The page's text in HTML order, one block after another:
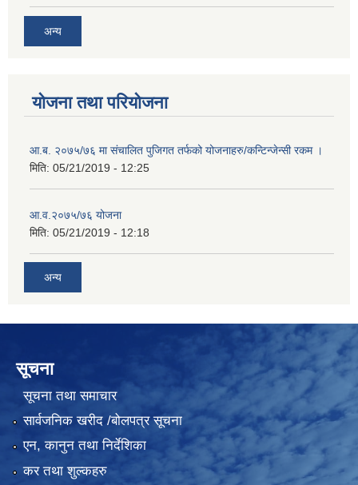
अन्य
योजना तथा परियोजना
आ.ब. २०७५/७६ मा संचालित पुजिगत तर्फको योजनाहरु/कन्टिन्जेन्सी रकम ।
मिति: 05/21/2019 - 12:25
आ.व.२०७५/७६ योजना
मिति: 05/21/2019 - 12:18
अन्य
सूचना
सूचना तथा समाचार
सार्वजनिक खरीद /बोलपत्र सूचना
एन, कानुन तथा निर्देशिका
कर तथा शुल्कहरु